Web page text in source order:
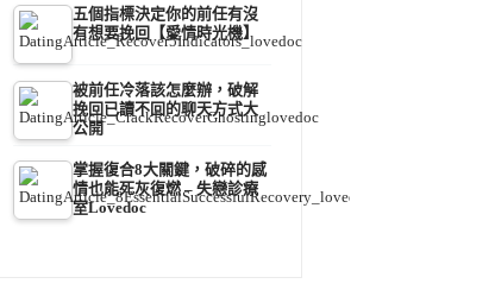
五個指標決定你的前任有沒
有想要挽回【愛情時光機】
被前任冷落該怎麼辦，破解
挽回已讀不回的聊天方式大
公開
掌握復合8大關鍵，破碎的感
情也能死灰復燃 – 失戀診療
室Lovedoc